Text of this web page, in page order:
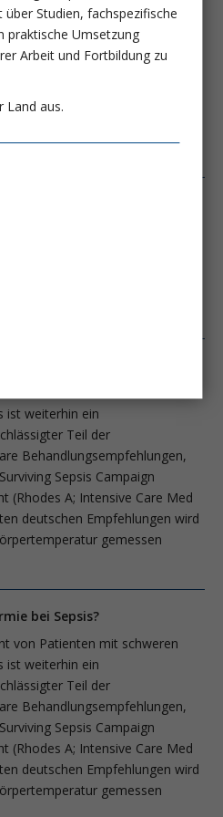
nach innerklinischem
wieder alles anders?
Jahr erleiden einen
(HKS) in den Vereinigten
Daten für Europa liegen nur
vor.
nach innerklinischem
wieder alles anders?
Jahr erleiden einen
(HKS) in den Vereinigten
Daten für Europa liegen nur
vor.
bei Sepsis?
von Patienten mit schweren
ist weiterhin ein
Teil der
Behandlungsempfehlungen,
Sepsis Campaign
(Rhodes A; Intensive Care Med
deutschen Empfehlungen wird
gemessen
bei Sepsis?
von Patienten mit schweren
ist weiterhin ein
Teil der
Behandlungsempfehlungen,
Sepsis Campaign
(Rhodes A; Intensive Care Med
deutschen Empfehlungen wird
gemessen
Studien, fachspezifische
praktische Umsetzung
Arbeit und Fortbildung zu
Land aus.